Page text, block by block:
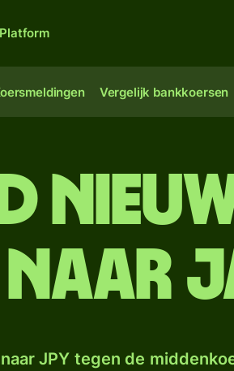
Platform
Vergelijk bankkoersen
JPY tegen de